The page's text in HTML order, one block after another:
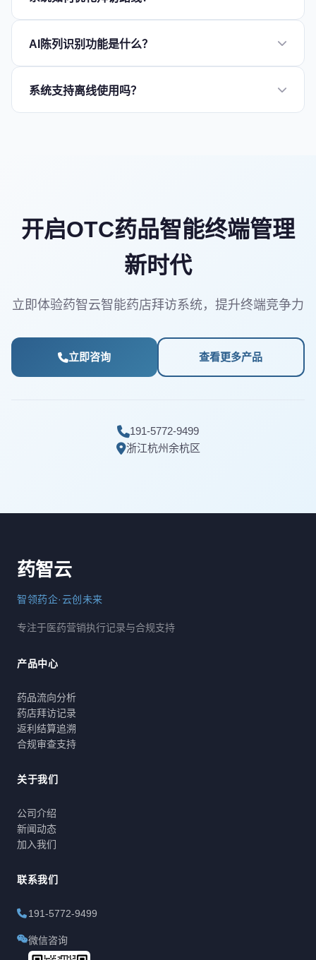
置、拜访频次、优先级等因素，自动生成最优拜访路
径，减少路途时间，提高拜访效率。同时支持GPS轨迹
AI陈列识别功能是什么？
照后，系统自动识别产品陈列位置、面积、排面数量等
信息，并与标准要求对比，给出优化建议，帮助提升终
系统支持离线使用吗？
开启OTC药品智能终端管理
新时代
立即体验药智云智能药店拜访系统，提升终端竞争力
立即咨询 查看更多产品
191-5772-9499
浙江杭州余杭区
药智云
智领药企·云创未来
专注于医药营销执行记录与合规支持
产品中心
药品流向分析
药店拜访记录
返利结算追溯
合规审查支持
关于我们
公司介绍
新闻动态
加入我们
联系我们
191-5772-9499
微信咨询